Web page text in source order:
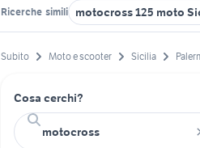
Ricerche simili motocross 125 moto
Subito Moto e scooter Sicilia
Cosa cerchi?